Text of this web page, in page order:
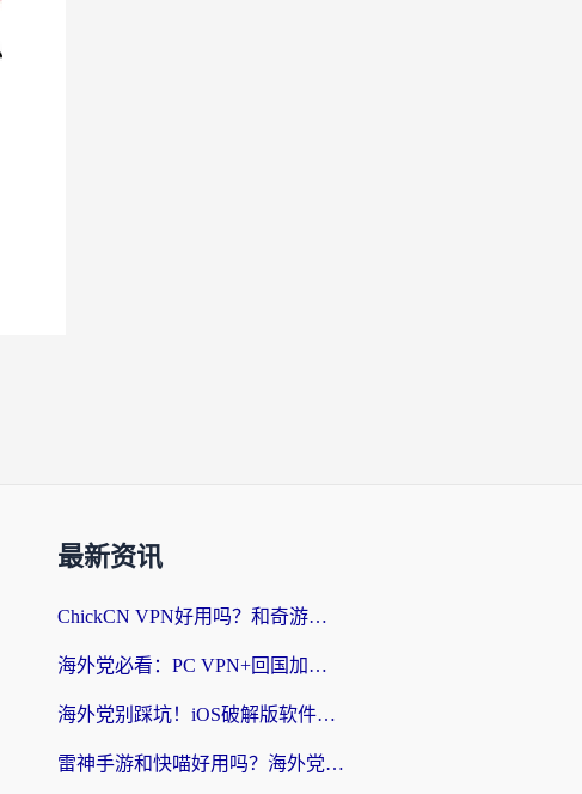
最新资讯
ChickCN VPN好用吗？和奇游手游VPN对比哪个回国效果更好？海外党亲测实用指南
海外党必看：PC VPN+回国加速器怎么选？无缝访问国内资源全攻略
海外党别踩坑！iOS破解版软件不可靠？教你选对回国加速器无缝看国内资源
雷神手游和快喵好用吗？海外党亲测5款回国加速器，附斧牛Bling对比+微信视频号解决办法